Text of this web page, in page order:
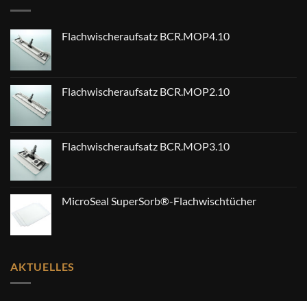
Flachwischeraufsatz BCR.MOP4.10
Flachwischeraufsatz BCR.MOP2.10
Flachwischeraufsatz BCR.MOP3.10
MicroSeal SuperSorb®-Flachwischtücher
AKTUELLES